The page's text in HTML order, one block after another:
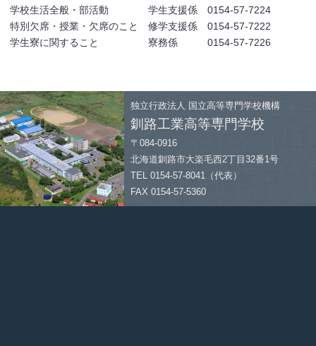
学校生活全般・部活動 学生支援係 0154-57-7224
特別欠席・授業・欠席のこと 修学支援係 0154-57-7222
学生寮に関すること 寮務係 0154-57-7226
独立行政法人 国立高等専門学校機構
釧路工業高等専門学校
〒084-0916
北海道釧路市大楽毛西2丁目32番1号
TEL 0154-57-8041（代表）
FAX 0154-57-5360